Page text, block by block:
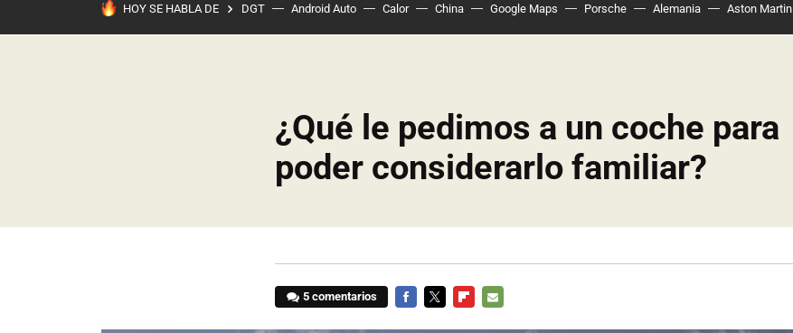
HOY SE HABLA DE DGT Android Auto Calor China Google Maps Porsche Alemania Aston Martin
¿Qué le pedimos a un coche para
poder considerarlo familiar?
5 comentarios